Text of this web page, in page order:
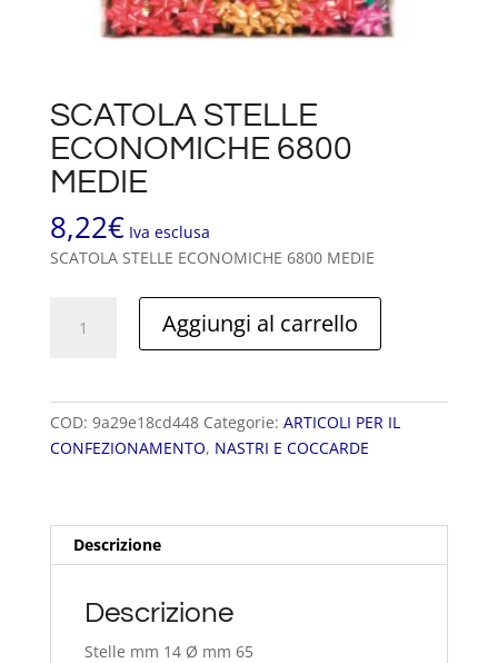
SCATOLA STELLE
ECONOMICHE 6800
MEDIE
8,22€ Iva esclusa
SCATOLA STELLE ECONOMICHE 6800 MEDIE
STELLE
Aggiungi al carrello
COD: 9a29e18cd448 Categorie: ARTICOLI PER IL
CONFEZIONAMENTO, NASTRI E COCCARDE
Descrizione
Descrizione
Stelle mm 14 Ø mm 65